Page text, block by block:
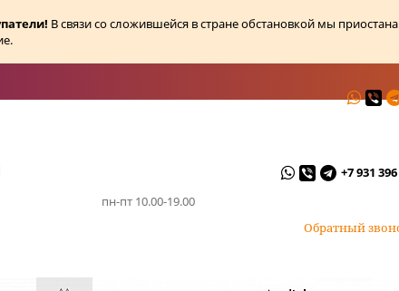
В связи со сложившейся в стране обстановкой мы
пн-пт 10.00-19.00
+7 931
Обратный